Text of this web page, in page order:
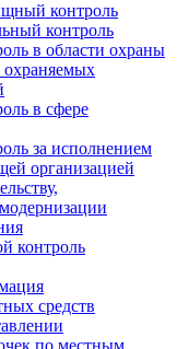
контроль
контроль
в области охраны
охраняемых
в сфере
за исполнением
организацией
контроль
средств